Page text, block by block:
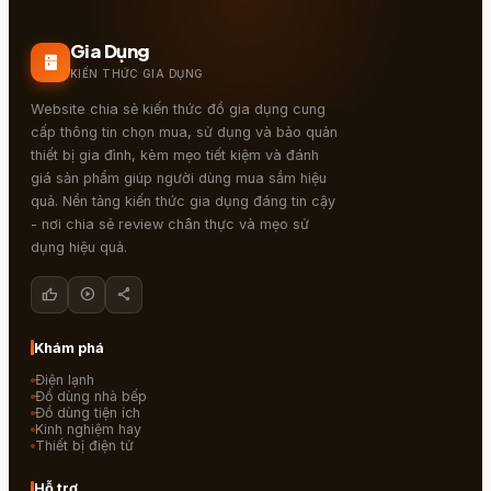
kitchen Gia Dụng
KIẾN THỨC GIA DỤNG
Website chia sẻ kiến thức đồ gia dụng cung
cấp thông tin chọn mua, sử dụng và bảo quản
thiết bị gia đình, kèm mẹo tiết kiệm và đánh
giá sản phẩm giúp người dùng mua sắm hiệu
quả. Nền tảng kiến thức gia dụng đáng tin cậy
- nơi chia sẻ review chân thực và mẹo sử
dụng hiệu quả.
thumb_up play_circle share
Khám phá
Điện lạnh
Đồ dùng nhà bếp
Đồ dùng tiện ích
Kinh nghiệm hay
Thiết bị điện tử